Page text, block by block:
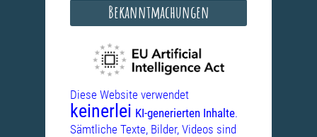
Bekanntmachungen
Diese Website verwendet
keinerlei KI-generierten Inhalte.
Sämtliche Texte, Bilder, Videos sind